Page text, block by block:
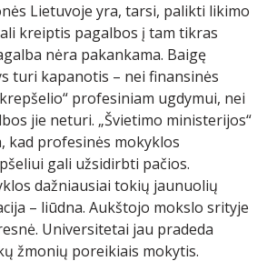
Lietuvoje yra, tarsi, palikti likimo
kreiptis pagalbos į tam tikras
nėra pakankama. Baigę
turi kapanotis – nei finansinės
profesiniam ugdymui, nei
jie neturi. „Švietimo ministerijos“
kad profesinės mokyklos
gali užsidirbti pačios.
dažniausiai tokių jaunuolių
– liūdna. Aukštojo mokslo srityje
Universitetai jau pradeda
žmonių poreikiais mokytis.